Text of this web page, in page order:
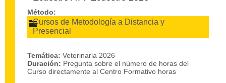
Método:
Cursos de Metodología a Distancia y
Presencial
Temática: Veterinaria 2026
Duración: Pregunta sobre el número de horas del
Curso directamente al Centro Formativo horas